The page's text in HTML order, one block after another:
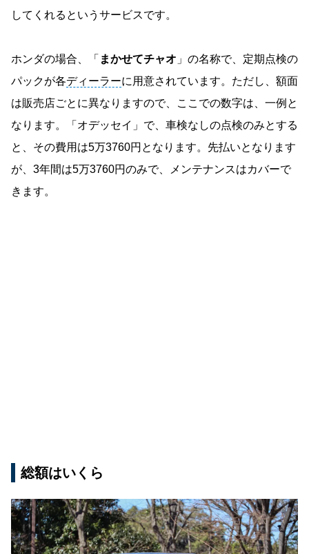
してくれるというサービスです。
ホンダの場合、「 まかせてチャオ 」の名称で、定期点検の
パックが各ディーラーに用意されています。ただし、額面
は販売店ごとに異なりますので、ここでの数字は、一例と
なります。「オデッセイ」で、車検なしの点検のみとする
と、その費用は5万3760円となります。先払いとなります
が、3年間は5万3760円のみで、メンテナンスはカバーで
きます。
総額はいくら